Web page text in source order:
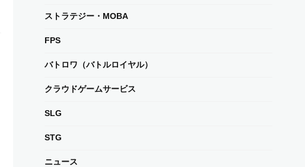
ストラテジー・MOBA
FPS
バトロワ（バトルロイヤル）
クラウドゲームサービス
SLG
STG
ニュース